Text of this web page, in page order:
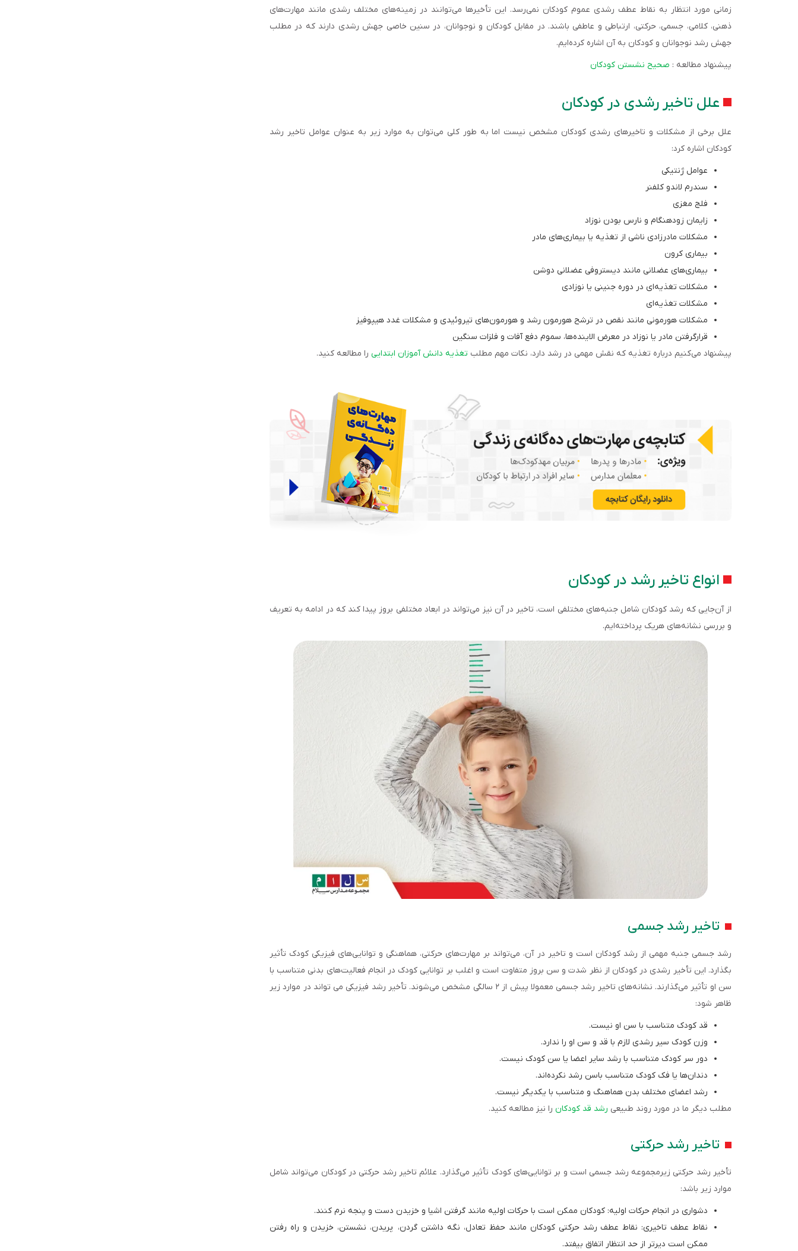
زمانی مورد انتظار به نقاط عطف رشدی عموم کودکان نمی‌رسد. این تأخیرها می‌توانند در زمینه‌های مختلف رشدی مانند مهارت‌های‌
ذهنی، کلامی، جسمی، حرکتی، ارتباطی و عاطفی باشند. در مقابل کودکان و نوجوانان، در سنین خاصی جهش رشدی دارند که در مطلب
جهش رشد نوجوانان و کودکان به آن اشاره کرده‌ایم.
پیشنهاد مطالعه : صحیح نشستن کودکان
علل تاخیر رشدی در کودکان
علل برخی از مشکلات و تاخیرهای رشدی کودکان مشخص نیست اما به طور کلی می‌توان به موارد زیر به عنوان عوامل تاخیر رشد
کودکان اشاره کرد:
عوامل ژنتیکی
سندرم لاندو کلفنر
فلج مغزی
زایمان زودهنگام و نارس بودن نوزاد
مشکلات مادرزادی ناشی از تغذیه یا بیماری‌های مادر
بیماری کرون
بیماری‌های عضلانی مانند دیستروفی عضلانی دوشن
مشکلات تغذیه‌ای در دوره جنینی یا نوزادی
مشکلات تغذیه‌ای
مشکلات هورمونی مانند نقص در ترشح هورمون رشد و هورمون‌های تیروئیدی و مشکلات غدد هیپوفیز
قرارگرفتن مادر یا نوزاد در معرض الاینده‌ها، سموم دفع آفات و فلزات سنگین
پیشنهاد می‌کنیم درباره تغذیه که نقش مهمی در رشد دارد، نکات مهم مطلب تغذیه دانش آموزان ابتدایی را مطالعه کنید.
انواع تاخیر رشد در کودکان
از آن‌جایی که رشد کودکان شامل جنبه‌های مختلفی است، تاخیر در آن نیز می‌تواند در ابعاد مختلفی بروز پیدا کند که در ادامه به تعریف
و بررسی نشانه‌های هریک پرداخته‌ایم.
تاخیر رشد جسمی
رشد جسمی جنبه مهمی از رشد کودکان است و تاخیر در آن، می‌تواند بر مهارت‌های حرکتی، هماهنگی و توانایی‌های فیزیکی کودک تأثیر
بگذارد. این تأخیر رشدی در کودکان از نظر شدت و سن بروز متفاوت است و اغلب بر توانایی کودک در انجام فعالیت‌های بدنی متناسب با
سن او تأثیر می‌گذارند. نشانه‌های تاخیر رشد جسمی معمولا پیش از ۲ سالگی مشخص می‌شوند. تأخیر رشد فیزیکی می تواند در موارد زیر
ظاهر شود:
قد کودک متناسب با سن او نیست.
وزن کودک سیر رشدی لازم با قد و سن او را ندارد.
دور سر کودک متناسب با رشد سایر اعضا یا سن کودک نیست.
دندان‌ها یا فک کودک متناسب باسن رشد نکرده‌اند.
رشد اعضای مختلف بدن هماهنگ و متناسب با یکدیگر نیست.
مطلب دیگر ما در مورد روند طبیعی رشد قد کودکان را نیز مطالعه کنید.
تاخیر رشد حرکتی
تأخیر رشد حرکتی زیرمجموعه رشد جسمی است و بر توانایی‌های کودک تأثیر می‌گذارد. علائم تاخیر رشد حرکتی در کودکان می‌تواند شامل
موارد زیر باشد:
دشواری در انجام حرکات اولیه: کودکان ممکن است با حرکات اولیه مانند گرفتن اشیا و خزیدن دست و پنجه نرم کنند.
نقاط عطف تاخیری: نقاط عطف رشد حرکتی کودکان مانند حفظ تعادل، نگه داشتن گردن، پریدن، نشستن، خزیدن و راه رفتن
ممکن است دیرتر از حد انتظار اتفاق بیفتد.